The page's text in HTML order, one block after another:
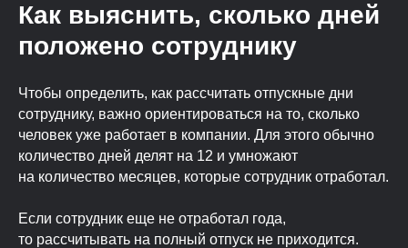
Как выяснить, сколько дней
положено сотруднику
Чтобы определить, как рассчитать отпускные дни
сотруднику, важно ориентироваться на то, сколько
человек уже работает в компании. Для этого обычно
количество дней делят на 12 и умножают
на количество месяцев, которые сотрудник отработал.
Если сотрудник еще не отработал года,
то рассчитывать на полный отпуск не приходится.